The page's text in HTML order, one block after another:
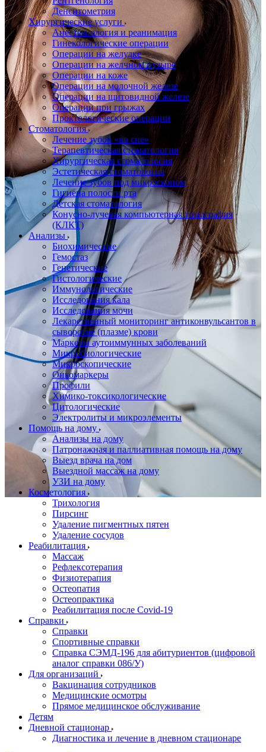
Денситометрия
Хирургические услуги
Анестезиология и реанимация
Гинекологические операции
Операции на желудке
Операции на желчном пузыре
Операции на коже
Операции на молочной железе
Операции на щитовидной железе
Операции при грыжах
Проктологические операции
Стоматология
Лечение зубов «во сне»
Терапевтическая стоматология
Хирургическая стоматология
Эстетическая стоматология
Лечение зубов под микроскопом
Гигиена полости рта
Детская стоматология
Конусно-лучевая компьютерная томография
(КЛКТ)
Анализы
Биохимические
Гемостаз
Генетические
Гистологические
Иммунологические
Исследования кала
Исследования мочи
Лекарственный мониторинг антиконвульсантов в
сыворотке (плазме) крови
Маркеры аутоиммунных заболеваний
Микробиологические
Микроскопические
Онкомаркеры
Профили
Химико-токсикологические
Цитологические
Электролиты и микроэлементы
Помощь на дому
Анализы на дому
Патронажная и паллиативная помощь на дому
Выезд врача на дом
Выездной массаж на дому
УЗИ на дому
Косметология
Трихология
Пирсинг
Удаление пигментных пятен
Удаление сосудов
Реабилитация
Массаж
Рефлексотерапия
Физиотерапия
Остеопатия
Остеопрактика
Реабилитация после Covid-19
Справки
Справки
Спортивные справки
Справка СЭМД‑196 для абитуриентов (цифровой
аналог справки 086/У)
Для организаций
Вакцинация сотрудников
Медицинские осмотры
Прямое медицинское обслуживание
Детям
Дневной стационар
Диагностика и лечение в дневном стационаре